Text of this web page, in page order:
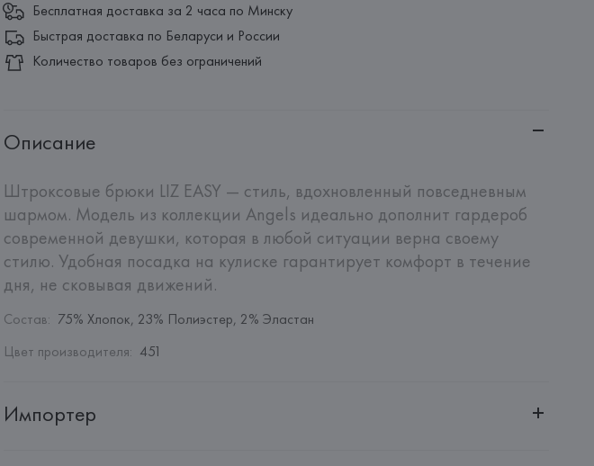
Бесплатная доставка за 2 часа по Минску
Быстрая доставка по Беларуси и России
Количество товаров без ограничений
Описание
Штроксовые брюки LIZ EASY — стиль, вдохновленный повседневным
шармом. Модель из коллекции Angels идеально дополнит гардероб
современной девушки, которая в любой ситуации верна своему
стилю. Удобная посадка на кулиске гарантирует комфорт в течение
дня, не сковывая движений.
Состав: 75% Хлопок, 23% Полиэстер, 2% Эластан
Цвет производителя: 451
Импортер